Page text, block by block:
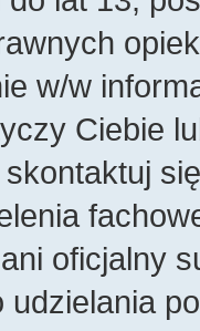
w/w
Ciebie
oficjalny
udzielania